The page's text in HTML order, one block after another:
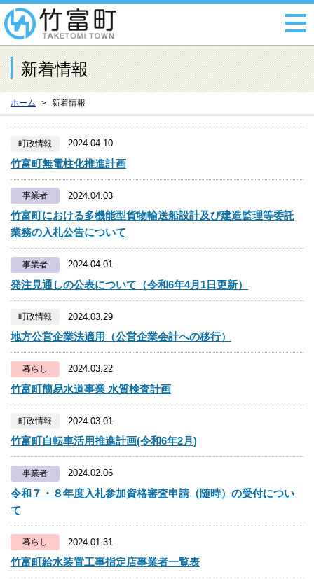
新着情報
ホーム 新着情報
町政情報 2024.04.10
竹富町無電柱化推進計画
事業者 2024.04.03
竹富町における多機能型貨物輸送船設計及び建造監理等委託
業務の入札公告について
事業者 2024.04.01
発注見通しの公表について（令和6年4月1日更新）
町政情報 2024.03.29
地方公営企業法適用（公営企業会計への移行）
暮らし 2024.03.22
竹富町簡易水道事業 水質検査計画
町政情報 2024.03.01
竹富町自転車活用推進計画(令和6年2月)
事業者 2024.02.06
令和７・８年度入札参加資格審査申請（随時）の受付につい
て
暮らし 2024.01.31
竹富町給水装置工事指定店事業者一覧表